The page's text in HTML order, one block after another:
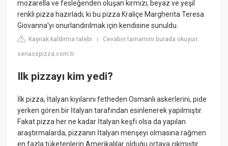
mozarella ve fesleğenden oluşan kırmızı, beyaz ve yeşil
renkli pizza hazırladı; ki bu pizza Kraliçe Margherita Teresa
Giovanna'yı onurlandırılmak için kendisine sunuldu.
Kaynak kaldırma talebi |Cevabın tamamını burada okuyun:
senasspizza.com.tr
Ilk pizzayı kim yedi?
İlk pizza, İtalyan kıyılarını fetheden Osmanlı askerlerini, pide
yerken gören bir İtalyan tarafından esinlenerek yapılmıştır.
Fakat pizza her ne kadar İtalyan keşfi olsa da yapılan
araştırmalarda, pizzanın İtalyan menşeyi olmasına rağmen
en fazla tüketenlerin Amerikalılar olduğu ortaya çıkmıştır.